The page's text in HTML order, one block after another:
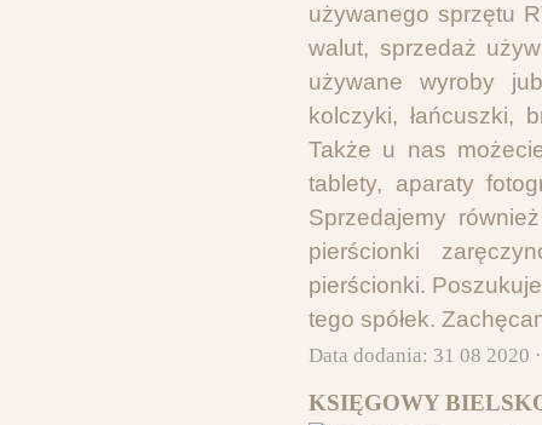
używanego sprzętu
walut, sprzedaż
używane wyroby
kolczyki, łańcuszki,
Także u nas
tablety, aparaty
Sprzedajemy
pierścionki
pierścionki.
tego spółek.
Data dodania: 31 08 2020
KSIĘGOWY